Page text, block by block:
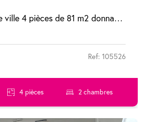
POISSY centre ville 4 pièces de 81 m2 donnant sur jardin
Ref: 105526
4 pièces 2 chambres